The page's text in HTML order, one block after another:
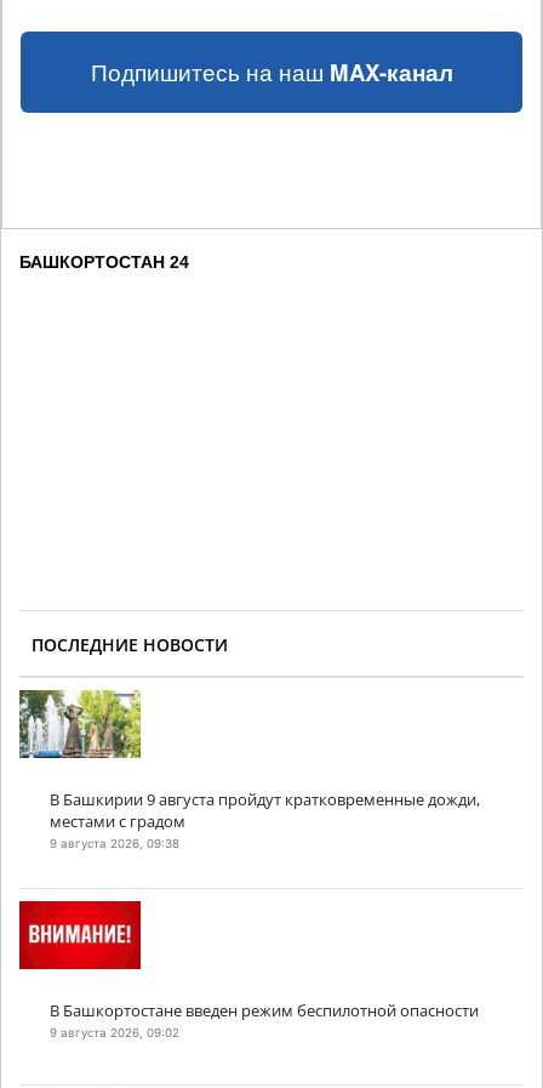
Подпишитесь на наш MAX-канал
БАШКОРТОСТАН 24
ПОСЛЕДНИЕ НОВОСТИ
В Башкирии 9 августа пройдут кратковременные дожди,
местами с градом
9 августа 2026, 09:38
В Башкортостане введен режим беспилотной опасности
9 августа 2026, 09:02